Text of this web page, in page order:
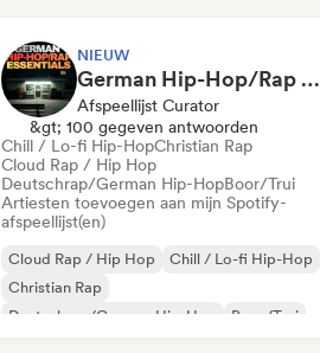
NIEUW
German Hip-Hop/Rap Essentials 🇩🇪 Deutschrap, Cloud Rap & Trap
Afspeellijst Curator
&gt; 100 gegeven antwoorden
Chill / Lo-fi Hip-HopChristian Rap
Cloud Rap / Hip Hop
Deutschrap/German Hip-HopBoor/Trui
Artiesten toevoegen aan mijn Spotify-
afspeellijst(en)
Cloud Rap / Hip Hop
Chill / Lo-fi Hip-Hop
Christian Rap
Deutschrap/German Hip-Hop
Boor/Trui